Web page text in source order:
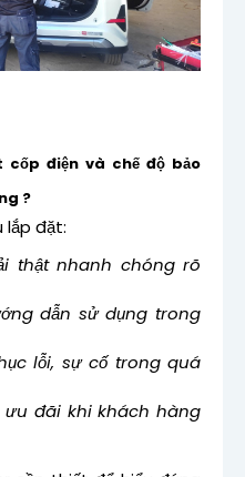
điện và chế độ bảo
?
lắp đặt:
thật nhanh chóng rõ
dẫn sử dụng trong
lỗi, sự cố trong quá
ưu đãi khi khách hàng